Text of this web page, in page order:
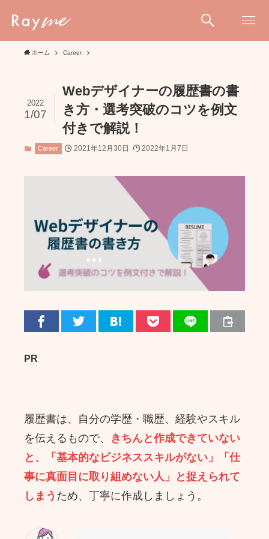
ホーム Career
Webデザイナーの履歴書の書
き方・選考突破のコツを例文
付きで解説！
2022
1/07
Career 2021年12月30日 2022年1月7日
PR
履歴書は、自分の学歴・職歴、経験やスキル
を伝えるもので、 きちんと作成できていない
と、「基本的なビジネススキルがない」「仕
事に真面目に取り組めない人」と捉えられて
しまう ため、丁寧に作成しましょう。